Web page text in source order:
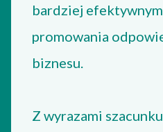
bardziej
promowania
biznesu.
Z wyrazami szacunku,